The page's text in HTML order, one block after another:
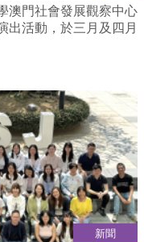
澳門社會發展觀察中心
出活動，於三月及四月
新聞